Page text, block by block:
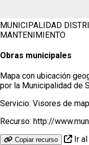
MUNICIPALIDAD
MANTENIMIENTO
Obras municipales
Mapa con ubicación
por la Municipalidad de
Servicio: Visores de
Recurso: http://
Copiar recurso Ir